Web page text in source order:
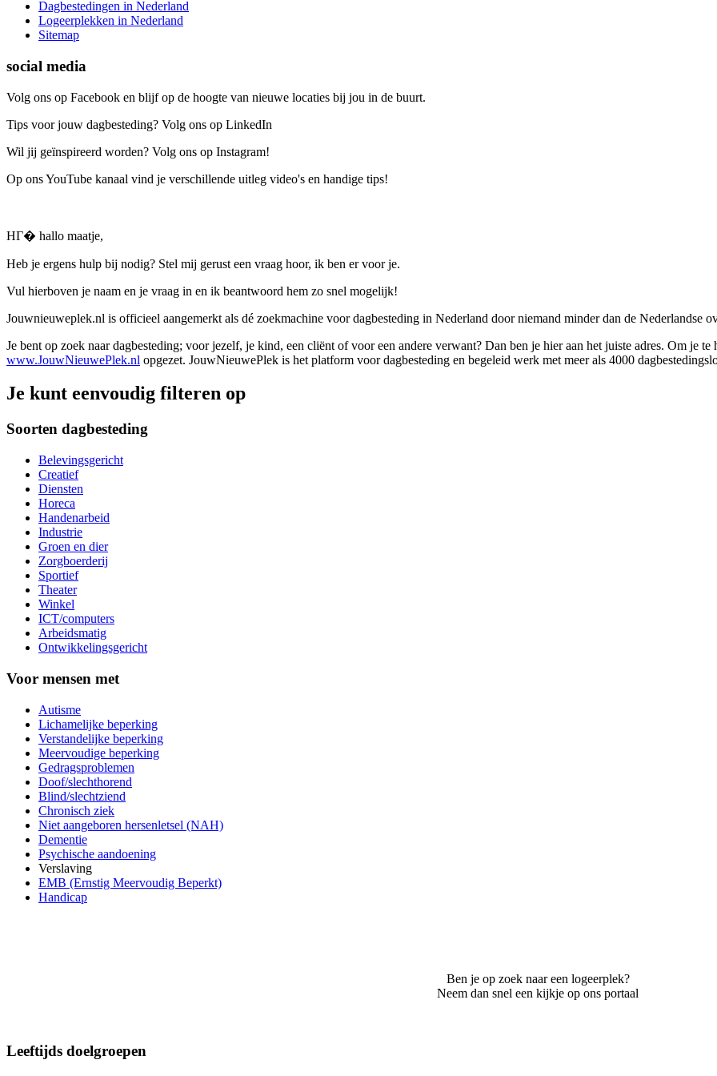
Dagbestedingen in Nederland
Logeerplekken in Nederland
Sitemap
social media
Volg ons op Facebook en blijf op de hoogte van nieuwe locaties bij jou in de buurt.
Tips voor jouw dagbesteding? Volg ons op LinkedIn
Wil jij geïnspireerd worden? Volg ons op Instagram!
Op ons YouTube kanaal vind je verschillende uitleg video's en handige tips!
HГ� hallo maatje,
Heb je ergens hulp bij nodig? Stel mij gerust een vraag hoor, ik ben er voor je.
Vul hierboven je naam en je vraag in en ik beantwoord hem zo snel mogelijk!
Jouwnieuweplek.nl is officieel aangemerkt als dé zoekmachine voor dagbesteding in Nederland door niemand minder dan de Nederlandse
Je bent op zoek naar dagbesteding; voor jezelf, je kind, een cliënt of voor een andere verwant? Dan ben je hier aan het juiste adres. Om je
www.JouwNieuwePlek.nl opgezet. JouwNieuwePlek is het platform voor dagbesteding en begeleid werk met meer als 4000
Je kunt eenvoudig filteren op
Soorten dagbesteding
Belevingsgericht
Creatief
Diensten
Horeca
Handenarbeid
Industrie
Groen en dier
Zorgboerderij
Sportief
Theater
Winkel
ICT/computers
Arbeidsmatig
Ontwikkelingsgericht
Voor mensen met
Autisme
Lichamelijke beperking
Verstandelijke beperking
Meervoudige beperking
Gedragsproblemen
Doof/slechthorend
Blind/slechtziend
Chronisch ziek
Niet aangeboren hersenletsel (NAH)
Dementie
Psychische aandoening
Verslaving
EMB (Ernstig Meervoudig Beperkt)
Handicap
Ben je op zoek naar een logeerplek?
Neem dan snel een kijkje op ons portaal
Leeftijds doelgroepen